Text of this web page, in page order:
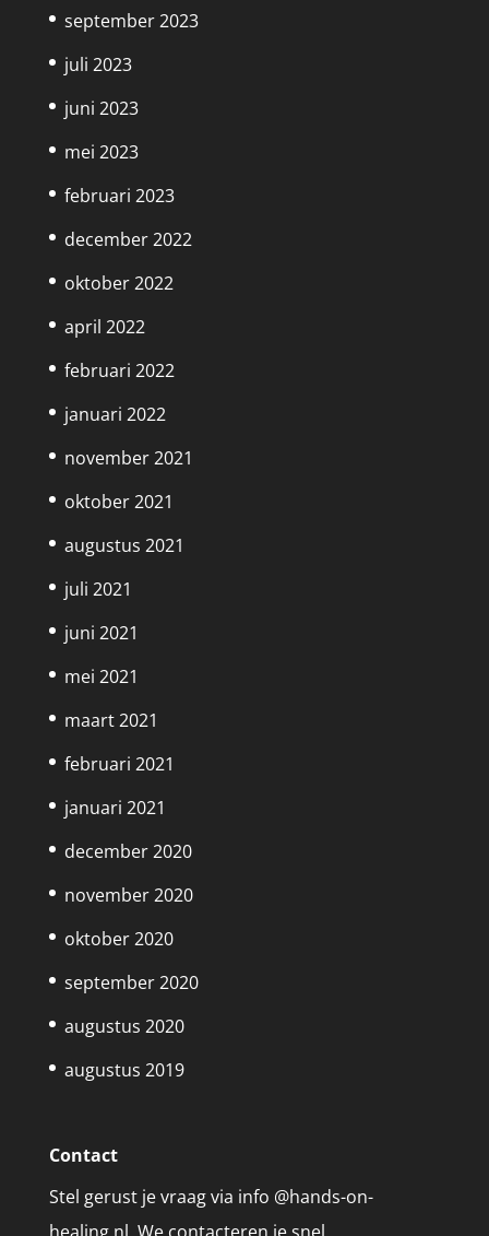
september 2023
juli 2023
juni 2023
mei 2023
februari 2023
december 2022
oktober 2022
april 2022
februari 2022
januari 2022
november 2021
oktober 2021
augustus 2021
juli 2021
juni 2021
mei 2021
maart 2021
februari 2021
januari 2021
december 2020
november 2020
oktober 2020
september 2020
augustus 2020
augustus 2019
Contact
Stel gerust je vraag via info @hands-on-
healing.nl. We contacteren je snel.